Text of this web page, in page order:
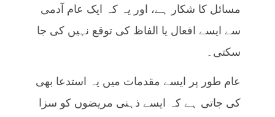
مسائل کا شکار ہے، اور یہ کہ ایک عام آدمی
سے ایسے افعال یا الفاظ کی توقع نہیں کی جا
سکتی۔
عام طور پر ایسے مقدمات میں یہ استدعا بھی
کی جاتی ہے کہ ایسے ذہنی مریضوں کو سزا